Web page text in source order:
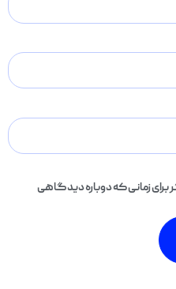
برای زمانی که دوباره دیدگاهی